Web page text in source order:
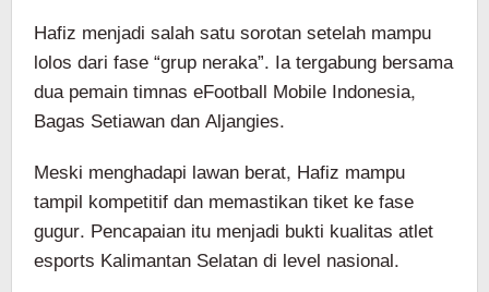
Hafiz menjadi salah satu sorotan setelah mampu
lolos dari fase “grup neraka”. Ia tergabung bersama
dua pemain timnas eFootball Mobile Indonesia,
Bagas Setiawan dan Aljangies.
Meski menghadapi lawan berat, Hafiz mampu
tampil kompetitif dan memastikan tiket ke fase
gugur. Pencapaian itu menjadi bukti kualitas atlet
esports Kalimantan Selatan di level nasional.